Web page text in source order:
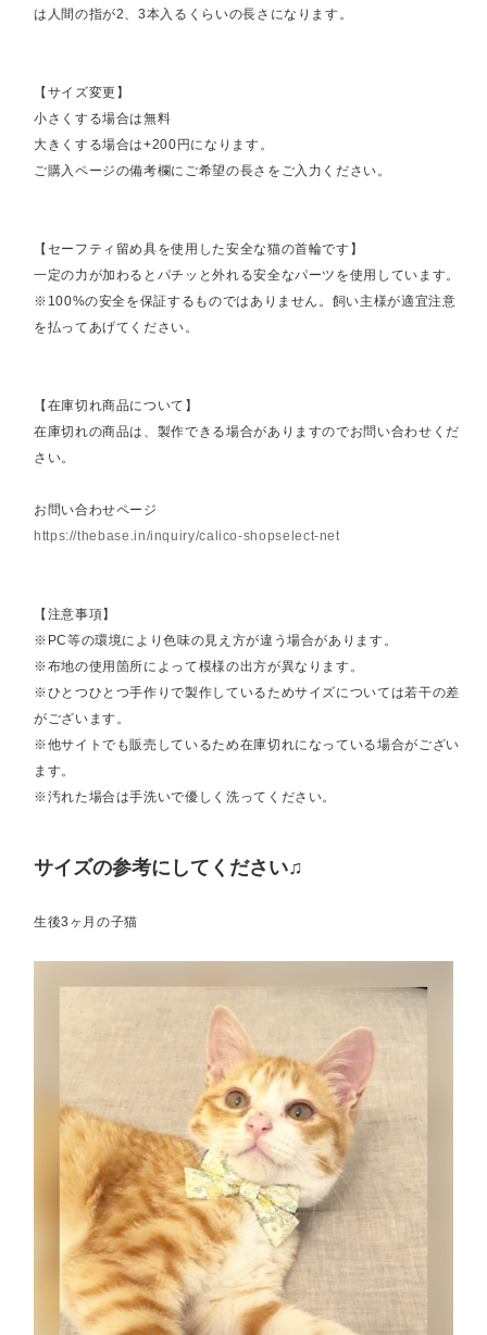
は人間の指が2、3本入るくらいの長さになります。
【サイズ変更】
小さくする場合は無料
大きくする場合は+200円になります。
ご購入ページの備考欄にご希望の長さをご入力ください。
【セーフティ留め具を使用した安全な猫の首輪です】
一定の力が加わるとパチッと外れる安全なパーツを使用しています。
※100%の安全を保証するものではありません。飼い主様が適宜注意
を払ってあげてください。
【在庫切れ商品について】
在庫切れの商品は、製作できる場合がありますのでお問い合わせくだ
さい。
お問い合わせページ
https://thebase.in/inquiry/calico-shopselect-net
【注意事項】
※PC等の環境により色味の見え方が違う場合があります。
※布地の使用箇所によって模様の出方が異なります。
※ひとつひとつ手作りで製作しているためサイズについては若干の差
がございます。
※他サイトでも販売しているため在庫切れになっている場合がござい
ます。
※汚れた場合は手洗いで優しく洗ってください。
サイズの参考にしてください♫
生後3ヶ月の子猫